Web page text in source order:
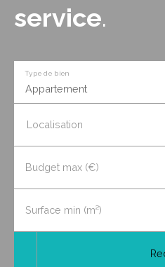
service.
Appartement
Type de bien
Localisation
Budget max (€)
Surface min (m²)